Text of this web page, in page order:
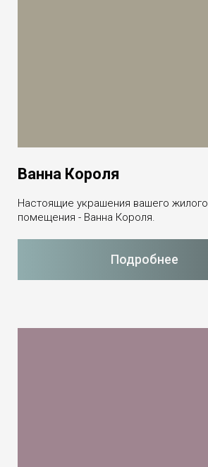
Подробнее
Настоящие украшения вашего жилого
помещения - Ванна Короля.
Ванна Короля